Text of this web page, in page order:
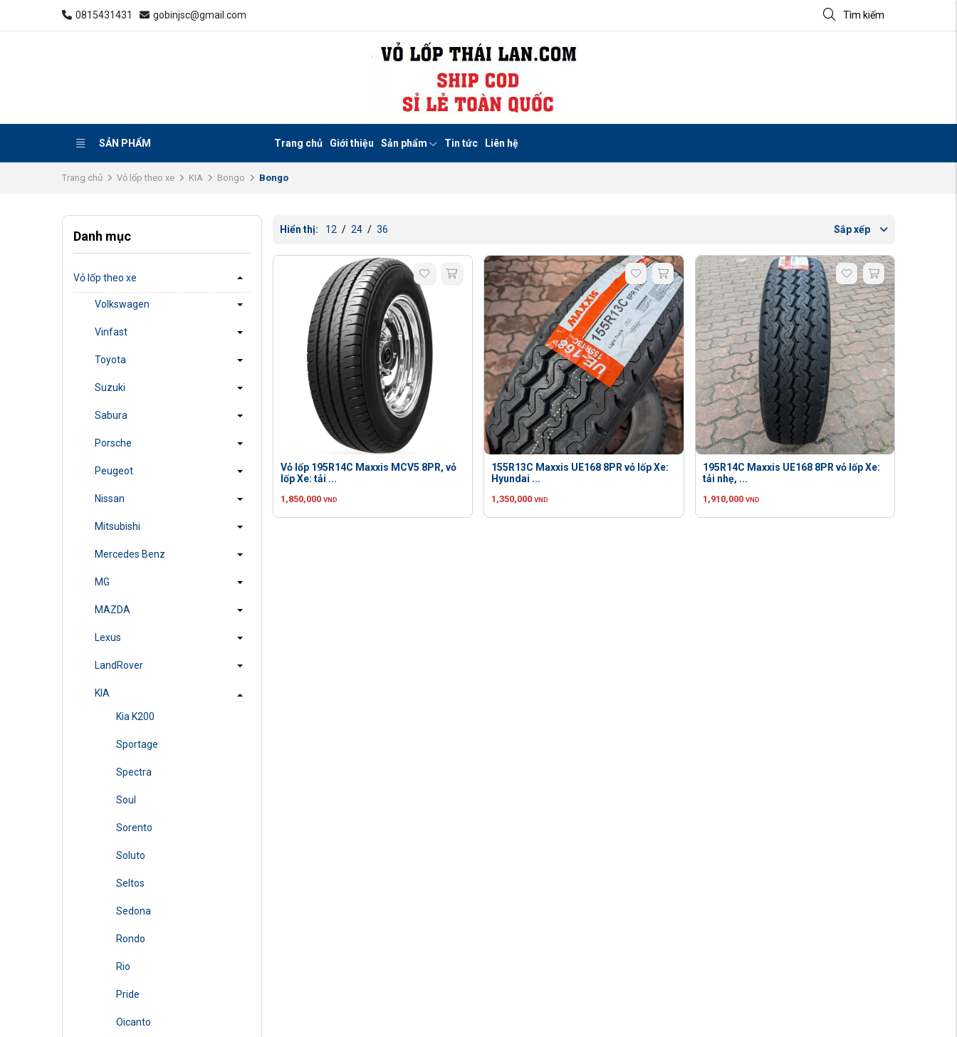
0815431431 gobinjsc@gmail.com Tìm kiếm
SẢN PHẨM Trang chủ Giới thiệu Sản phẩm Tin tức Liên hệ
Trang chủ Vỏ lốp theo xe KIA Bongo Bongo
Danh mục
Vỏ lốp theo xe
Volkswagen
Vinfast
Toyota
Suzuki
Sabura
Porsche
Peugeot
Nissan
Mitsubishi
Mercedes Benz
MG
MAZDA
Lexus
LandRover
KIA
Kia K200
Sportage
Spectra
Soul
Sorento
Soluto
Seltos
Sedona
Rondo
Rio
Pride
Oicanto
Hiển thị: 12 / 24 / 36 Sắp xếp
Vỏ lốp 195R14C Maxxis MCV5 8PR, vỏ
lốp Xe: tải ...
1,850,000 VND
155R13C Maxxis UE168 8PR vỏ lốp Xe:
Hyundai ...
1,350,000 VND
195R14C Maxxis UE168 8PR vỏ lốp Xe:
tải nhẹ, ...
1,910,000 VND